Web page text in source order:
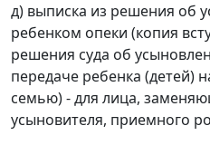
д) выписка из решения об
ребенком опеки (копия
решения суда об
передаче ребенка (детей)
семью) - для лица,
усыновителя, приемного